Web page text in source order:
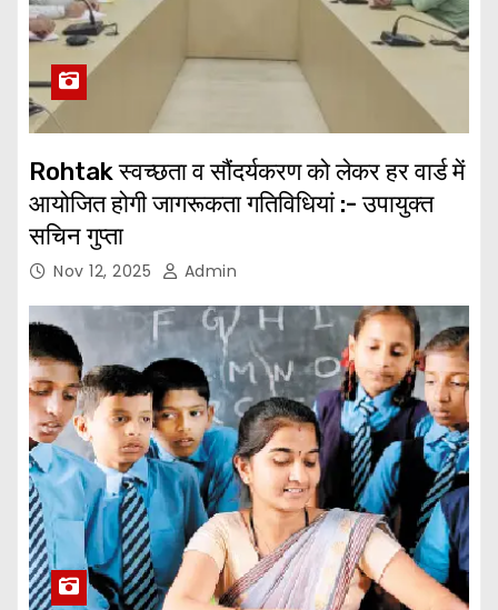
Rohtak स्वच्छता व सौंदर्यकरण को लेकर हर वार्ड में
आयोजित होगी जागरूकता गतिविधियां :- उपायुक्त
सचिन गुप्ता
Nov 12, 2025 Admin